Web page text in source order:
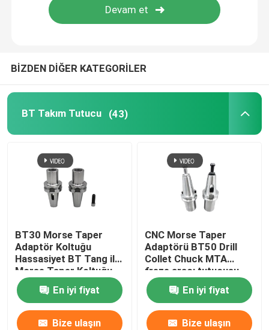
Sıkma Somunları
BİZDEN DİĞER KATEGORİLER
BT Takım Tutucu (43)
BT30 Morse Taper
Adaptör Koltuğu
Hassasiyet BT Tang ile
Morse Taper Koltuğu
En iyi fiyat
Bize ulaşın
CNC Morse Taper
Adaptörü BT50 Drill
Collet Chuck MTA
freze aracı tutucusu
En iyi fiyat
Bize ulaşın